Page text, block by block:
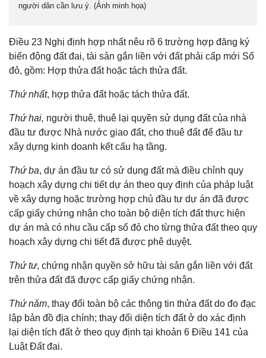
người dân cần lưu ý. (Ảnh minh họa)
Điều 23 Nghị định hợp nhất nêu rõ 6 trường hợp đăng ký
biến động đất đai, tài sản gắn liền với đất phải cấp mới Sổ
đỏ, gồm: Hợp thửa đất hoặc tách thửa đất.
Thứ nhất, hợp thửa đất hoặc tách thửa đất.
Thứ hai, người thuê, thuê lại quyền sử dụng đất của nhà
đầu tư được Nhà nước giao đất, cho thuê đất để đầu tư
xây dựng kinh doanh kết cấu hạ tầng.
Thứ ba, dự án đầu tư có sử dụng đất mà điều chỉnh quy
hoạch xây dựng chi tiết dự án theo quy định của pháp luật
về xây dựng hoặc trường hợp chủ đầu tư dự án đã được
cấp giấy chứng nhận cho toàn bộ diện tích đất thực hiện
dự án mà có nhu cầu cấp sổ đỏ cho từng thửa đất theo quy
hoạch xây dựng chi tiết đã được phê duyệt.
Thứ tư, chứng nhận quyền sở hữu tài sản gắn liền với đất
trên thửa đất đã được cấp giấy chứng nhận.
Thứ năm, thay đổi toàn bộ các thông tin thửa đất do đo đạc
lập bản đồ địa chính; thay đổi diện tích đất ở do xác định
lại diện tích đất ở theo quy định tại khoản 6 Điều 141 của
Luật Đất đai.